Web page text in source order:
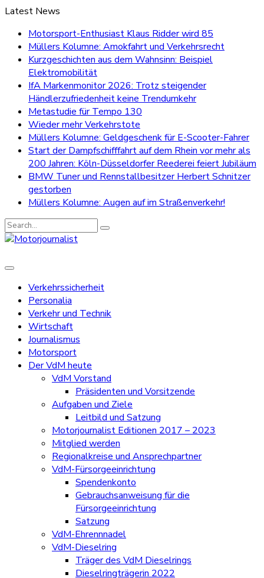
Latest News
Motorsport-Enthusiast Klaus Ridder wird 85
Müllers Kolumne: Amokfahrt und Verkehrsrecht
Kurzgeschichten aus dem Wahnsinn: Beispiel
Elektromobilität
IfA Markenmonitor 2026: Trotz steigender
Händlerzufriedenheit keine Trendumkehr
Metastudie für Tempo 130
Wieder mehr Verkehrstote
Müllers Kolumne: Geldgeschenk für E-Scooter-Fahrer
Start der Dampfschifffahrt auf dem Rhein vor mehr als
200 Jahren: Köln-Düsseldorfer Reederei feiert Jubiläum
BMW Tuner und Rennstallbesitzer Herbert Schnitzer
gestorben
Müllers Kolumne: Augen auf im Straßenverkehr!
Search
for:
Verkehrssicherheit
Personalia
Verkehr und Technik
Wirtschaft
Journalismus
Motorsport
Der VdM heute
VdM Vorstand
Präsidenten und Vorsitzende
Aufgaben und Ziele
Leitbild und Satzung
Motorjournalist Editionen 2017 – 2023
Mitglied werden
Regionalkreise und Ansprechpartner
VdM-Fürsorgeeinrichtung
Spendenkonto
Gebrauchsanweisung für die
Fürsorgeeinrichtung
Satzung
VdM-Ehrennnadel
VdM-Dieselring
Träger des VdM Dieselrings
Dieselringträgerin 2022